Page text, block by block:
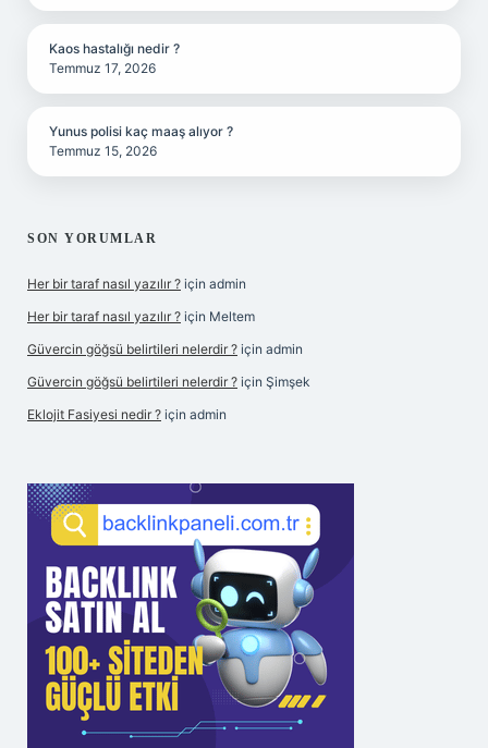
Kaos hastalığı nedir ?
Temmuz 17, 2026
Yunus polisi kaç maaş alıyor ?
Temmuz 15, 2026
SON YORUMLAR
Her bir taraf nasıl yazılır ? için admin
Her bir taraf nasıl yazılır ? için Meltem
Güvercin göğsü belirtileri nelerdir ? için admin
Güvercin göğsü belirtileri nelerdir ? için Şimşek
Eklojit Fasiyesi nedir ? için admin